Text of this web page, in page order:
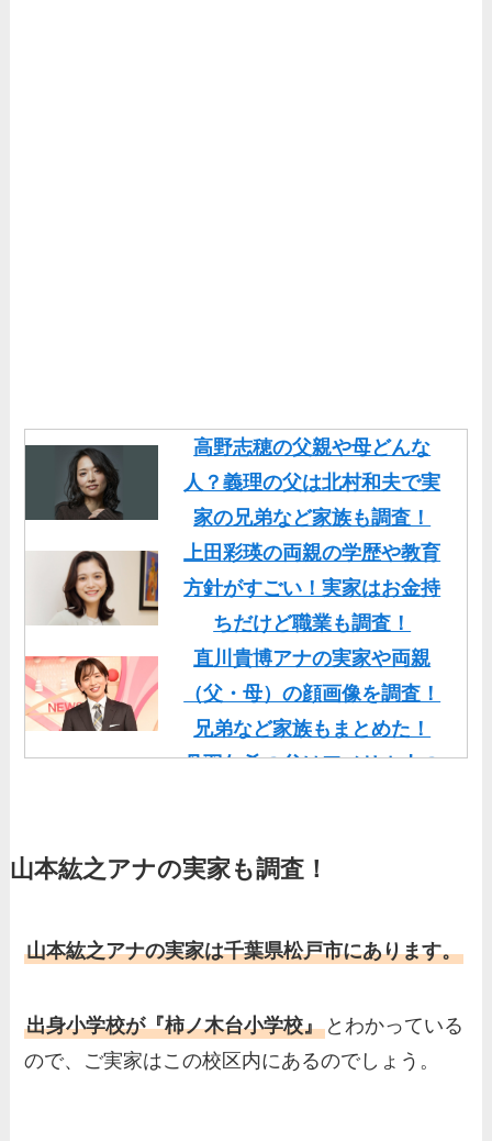
高野志穂の父親や母どんな
人？義理の父は北村和夫で実
家の兄弟など家族も調査！
上田彩瑛の両親の学歴や教育
方針がすごい！実家はお金持
ちだけど職業も調査！
直川貴博アナの実家や両親
（父・母）の顔画像を調査！
兄弟など家族もまとめた！
丹羽仁希の父はアメリカ人の
基俊介の実家はお金持ち？兄
人？家族を調査！
両親（父・母）の職業や妹な
ど、家族を調査！
山本紘之アナの実家も調査！
山本紘之アナの実家は千葉県松戸市にあります。
出身小学校が『柿ノ木台小学校』 とわかっている
ので、ご実家はこの校区内にあるのでしょう。